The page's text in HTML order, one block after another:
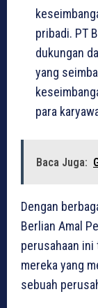
pribadi. PT
dukungan
yang
para
Baca Juga:
Dengan
Berlian Amal
perusahaan
mereka yang
sebuah